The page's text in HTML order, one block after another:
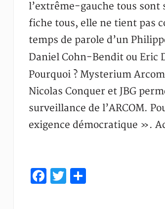
l’extrême-gauche tous sont
fiche tous, elle ne tient pas
temps de parole d’un
Daniel Cohn-Bendit ou Eric
Pourquoi ? Mysterium
Nicolas Conquer et JBG
surveillance de l’ARCOM.
exigence démocratique ».
Facebook
Twitter
Partager